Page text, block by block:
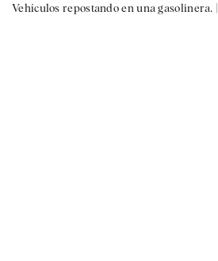
Vehículos repostando en una gasolinera. |